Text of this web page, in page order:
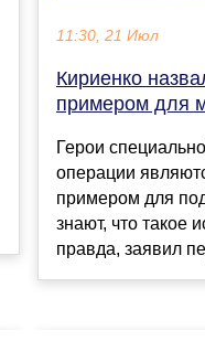
11:30, 21 Июл
Кириенко
примером для
Герои
операции
примером для
знают, что такое
правда, заявил